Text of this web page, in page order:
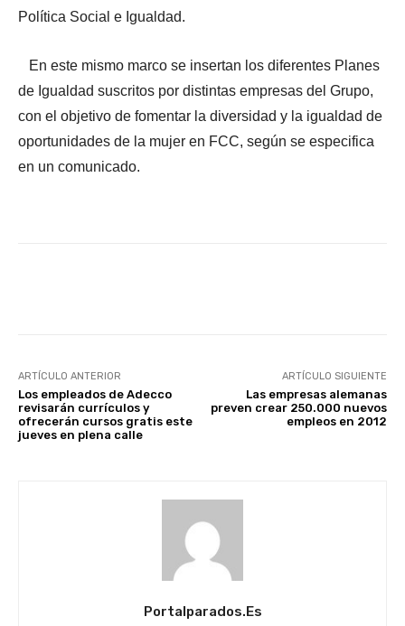
Política Social e Igualdad.
En este mismo marco se insertan los diferentes Planes
de Igualdad suscritos por distintas empresas del Grupo,
con el objetivo de fomentar la diversidad y la igualdad de
oportunidades de la mujer en FCC, según se especifica
en un comunicado.
ARTÍCULO ANTERIOR
Los empleados de Adecco
revisarán currículos y
ofrecerán cursos gratis este
jueves en plena calle
ARTÍCULO SIGUIENTE
Las empresas alemanas
preven crear 250.000 nuevos
empleos en 2012
Portalparados.es